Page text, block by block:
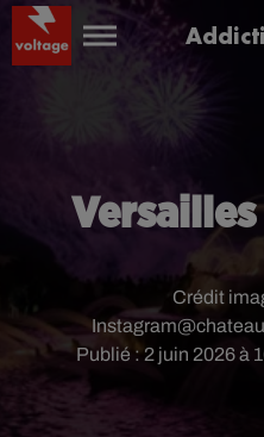
Publié : 2 juin 2026 à
Crédit